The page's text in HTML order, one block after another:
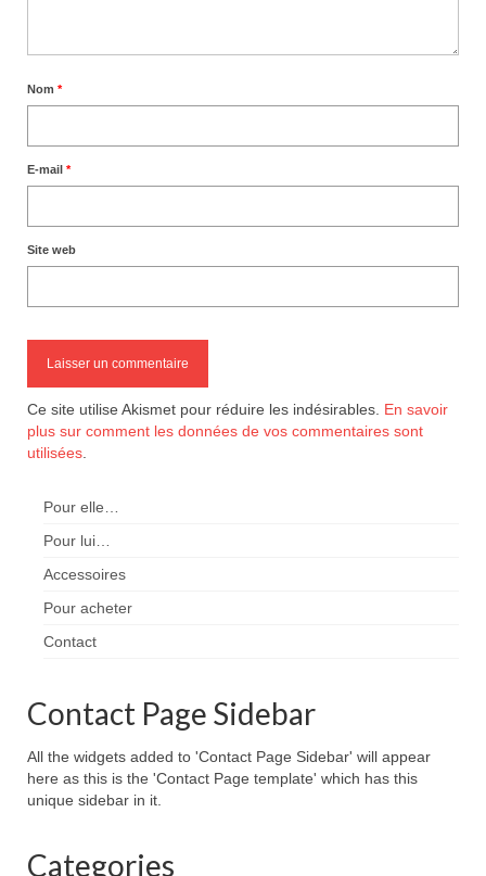
Nom *
E-mail *
Site web
Ce site utilise Akismet pour réduire les indésirables. En savoir
plus sur comment les données de vos commentaires sont
utilisées
Pour elle…
Pour lui…
Accessoires
Pour acheter
Contact
Contact Page Sidebar
All the widgets added to 'Contact Page Sidebar' will appear
here as this is the 'Contact Page template' which has this
unique sidebar in it.
Categories